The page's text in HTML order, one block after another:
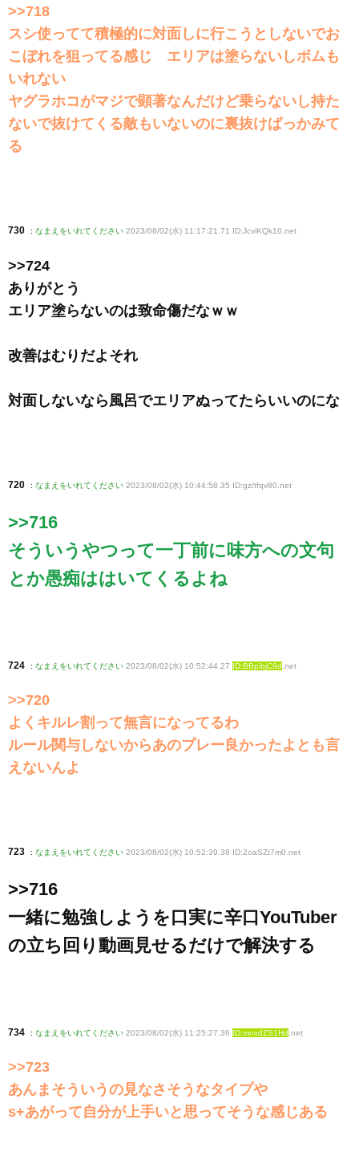
>>718
スシ使ってて積極的に対面しに行こうとしないでお
こぼれを狙ってる感じ エリアは塗らないしボムも
いれない
ヤグラホコがマジで顕著なんだけど乗らないし持た
ないで抜けてくる敵もいないのに裏抜けばっかみて
る
730 : なまえをいれてください 2023/08/02(水) 11:17:21.71 ID:JcviKQk10.net
>>724
ありがとう
エリア塗らないのは致命傷だなｗｗ
改善はむりだよそれ
対面しないなら風呂でエリアぬってたらいいのにな
720 : なまえをいれてください 2023/08/02(水) 10:44:58.35 ID:gz/tfqv80 .net
>>716
そういうやつって一丁前に味方への文句
とか愚痴ははいてくるよね
724 : なまえをいれてください 2023/08/02(水) 10:52:44.27 ID:BBpibjC9d .net
>>720
よくキルレ割って無言になってるわ
ルール関与しないからあのプレー良かったよとも言
えないんよ
723 : なまえをいれてください 2023/08/02(水) 10:52:39.38 ID:2oaSZt7m0 .net
>>716
一緒に勉強しようを口実に辛口YouTuber
の立ち回り動画見せるだけで解決する
734 : なまえをいれてください 2023/08/02(水) 11:25:27.36 ID:mnvdZS1Hd .net
>>723
あんまそういうの見なさそうなタイプや
s+あがって自分が上手いと思ってそうな感じある